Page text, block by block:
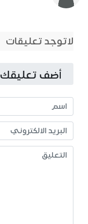
لاتوجد تعليقات
أضف تعليقك